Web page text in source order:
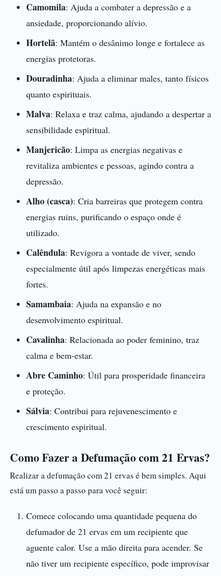
Camomila: Ajuda a combater a depressão e a
ansiedade, proporcionando alívio.
Hortelã: Mantém o desânimo longe e fortalece as
energias protetoras.
Douradinha: Ajuda a eliminar males, tanto físicos
quanto espirituais.
Malva: Relaxa e traz calma, ajudando a despertar a
sensibilidade espiritual.
Manjericão: Limpa as energias negativas e
revitaliza ambientes e pessoas, agindo contra a
depressão.
Alho (casca): Cria barreiras que protegem contra
energias ruins, purificando o espaço onde é
utilizado.
Calêndula: Revigora a vontade de viver, sendo
especialmente útil após limpezas energéticas mais
fortes.
Samambaia: Ajuda na expansão e no
desenvolvimento espiritual.
Cavalinha: Relacionada ao poder feminino, traz
calma e bem-estar.
Abre Caminho: Útil para prosperidade financeira
e proteção.
Sálvia: Contribui para rejuvenescimento e
crescimento espiritual.
Como Fazer a Defumação com 21 Ervas?
Realizar a defumação com 21 ervas é bem simples. Aqui
está um passo a passo para você seguir:
Comece colocando uma quantidade pequena do
defumador de 21 ervas em um recipiente que
aguente calor. Use a mão direita para acender. Se
não tiver um recipiente específico, pode improvisar